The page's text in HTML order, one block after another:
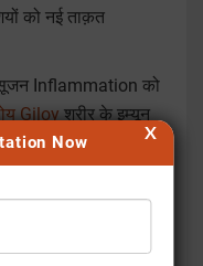
Now X
को नई ताक़त
Inflammation को
Giloy शरीर के इम्यून
घटाता है